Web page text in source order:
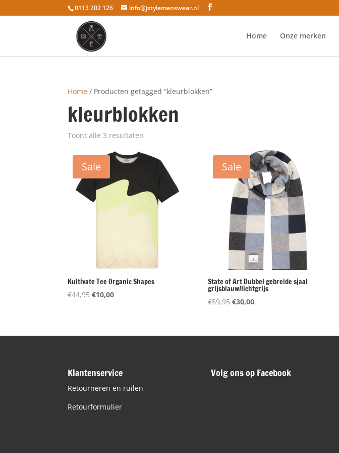
0113 202 126 info@jstylemenswear.nl
Home Onze merken
Home / Producten getagged “kleurblokken”
kleurblokken
Toont alle 3 resultaten
Sale
Kultivate Tee Organic Shapes
€44,95Oorspronkelijke
€10,00Huidige
Sale
State of Art Dubbel gebreide sjaal
grijsblauw/lichtgrijs
€59,95Oorspronkelijke
€59,95.
€30,00Huidige
€30,00.
Klantenservice
Retourneren en ruilen
Retourformulier
Volg ons op Facebook